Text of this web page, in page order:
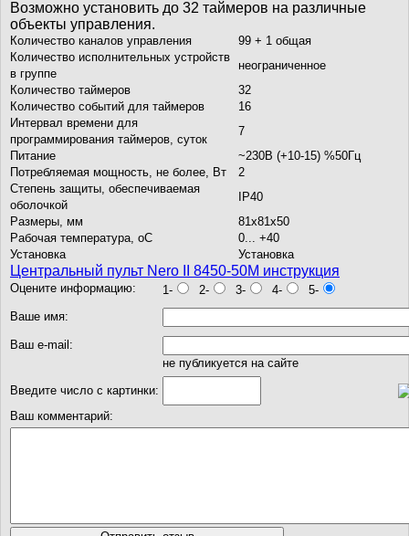
Возможно установить до 32 таймеров на различные
объекты управления.
Количество каналов управления
99 + 1 общая
Количество исполнительных устройств
в группе
неограниченное
Количество таймеров
32
Количество событий для таймеров
16
Интервал времени для
программирования таймеров, суток
7
Питание
~230В (+10-15) %50Гц
Потребляемая мощность, не более, Вт
2
Степень защиты, обеспечиваемая
оболочкой
IP40
Размеры, мм
81х81х50
Рабочая температура, oС
0... +40
Установка
Установка
Центральный пульт Nero II 8450-50M инструкция
Оцените информацию: 1- 2- 3- 4-
5-
Ваше имя:
Ваш e-mail:
не публикуется на сайте
Введите число с картинки:
Ваш комментарий: